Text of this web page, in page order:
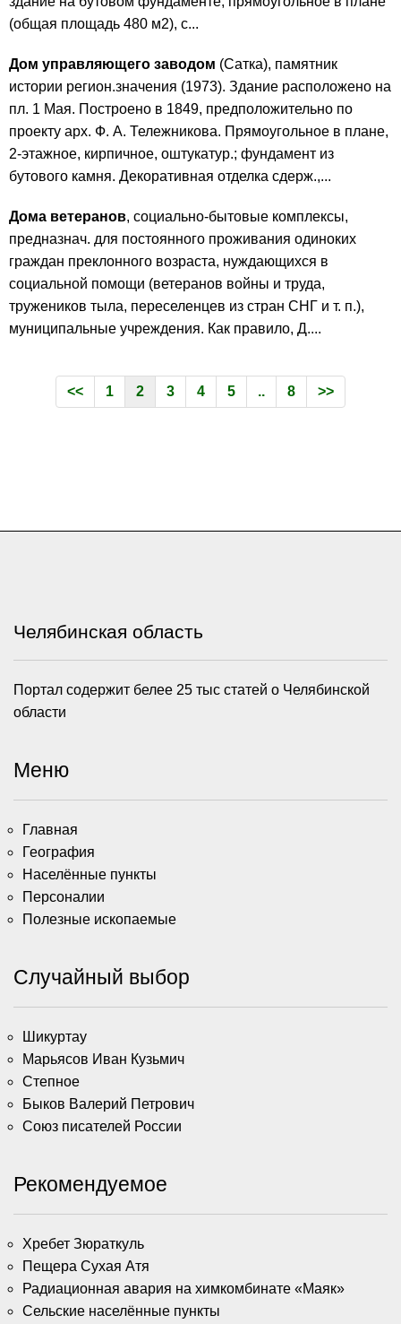
(общая площадь 480 м2), с...
Дом управляющего заводом (Сатка), памятник
истории регион.значения (1973). Здание расположено на
пл. 1 Мая. Построено в 1849, предположительно по
проекту арх. Ф. А. Тележникова. Прямоугольное в плане,
2-этажное, кирпичное, оштукатур.; фундамент из
бутового камня. Декоративная отделка сдерж.,...
Дома ветеранов, социально-бытовые комплексы,
предназнач. для постоянного проживания одиноких
граждан преклонного возраста, нуждающихся в
социальной помощи (ветеранов войны и труда,
тружеников тыла, переселенцев из стран СНГ и т. п.),
муниципальные учреждения. Как правило, Д....
<< 1 2 3 4 5 .. 8 >>
Челябинская область
Портал содержит белее 25 тыс статей о Челябинской
области
Меню
Главная
География
Населённые пункты
Персоналии
Полезные ископаемые
Случайный выбор
Шикуртау
Марьясов Иван Кузьмич
Степное
Быков Валерий Петрович
Союз писателей России
Рекомендуемое
Хребет Зюраткуль
Пещера Сухая Атя
Радиационная авария на химкомбинате «Маяк»
Сельские населённые пункты